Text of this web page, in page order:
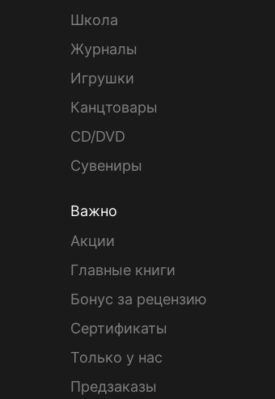
Школа
Журналы
Игрушки
Канцтовары
CD/DVD
Сувениры
Важно
Акции
Главные книги
Бонус за рецензию
Сертификаты
Только у нас
Предзаказы